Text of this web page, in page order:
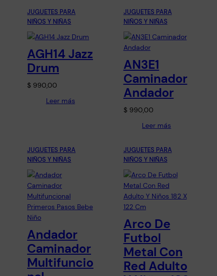
JUGUETES PARA
NIÑOS Y NIÑAS
AGH14 Jazz
Drum
$ 990,00
Leer más
JUGUETES PARA
NIÑOS Y NIÑAS
AN3E1
Caminador
Andador
$990,00
Leer más
JUGUETES PARA
NIÑOS Y NIÑAS
Andador
Caminador
Multifuncio
JUGUETES PARA
NIÑOS Y NIÑAS
Arco De
Futbol
Metal Con
Red Adulto